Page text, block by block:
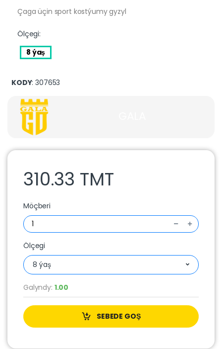
Çaga üçin sport kostýumy gyzyl
Ölçegi:
8 ýaş
KODY: 307653
310.33 TMT
Möçberi
Ölçegi
8 ýaş
Galyndy: 1.00
SEBEDE GOŞ